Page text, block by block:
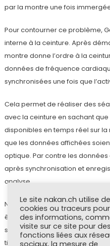
par la montre une fois
Pour contourner ce problème,
interne à la ceinture. Après
montre donne l’ordre à la
données de fréquence
synchronisées une fois que
Cela permet de réaliser des
avec la ceinture en sachant
disponibles en temps réel sur
que les données affichées
optique. Par contre les
après synchronisation et
analyse.
Notons en plus que la ceinture
être portée en piscine. Car si les
sous une combinaison
tiennent difficilement en place
Le site nakan.ch utilise
cookies ou traceurs
des informations,
visite sur ce site pour des
fonctions liées aux
sociaux, la mesure de